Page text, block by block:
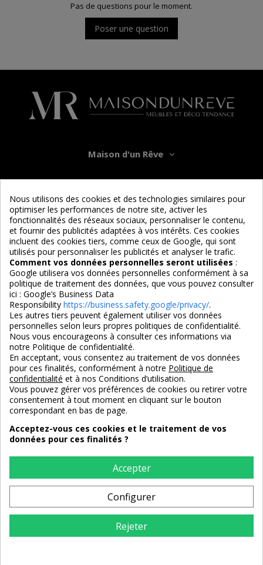
Pas de questions pour le moment.
Poser une question
Maison d'un Rêve
Informations
Services
Nous suivre
4,7/5
3X SANS FRAIS
100% sécurisé
PAIEMENT 100% SÉCURISÉ
par CB / Amex / Virement
LIVRAISON 12/18 JOURS
depuis 2008
RETOURS
sous 14 jours
Nous utilisons des cookies et des technologies similaires pour
optimiser les performances de notre site, activer les
fonctionnalités des réseaux sociaux, personnaliser le contenu,
et fournir des publicités adaptées à vos intérêts. Ces cookies
incluent des cookies tiers, comme ceux de Google, qui sont
utilisés pour personnaliser les publicités et analyser le trafic.
Comment vos données personnelles seront utilisées :
Google utilisera vos données personnelles conformément à sa
politique de traitement des données, que vous pouvez consulter
ici : Google’s Business Data
Responsibility https://business.safety.google/privacy/.
Les autres tiers peuvent également utiliser vos données
personnelles selon leurs propres politiques de confidentialité.
Nous vous encourageons à consulter ces informations via
notre Politique de confidentialité.
En acceptant, vous consentez au traitement de vos données
pour ces finalités, conformément à notre Politique de
confidentialité et à nos Conditions d’utilisation.
Vous pouvez gérer vos préférences de cookies ou retirer votre
consentement à tout moment en cliquant sur le bouton
correspondant en bas de page.
Acceptez-vous ces cookies et le traitement de vos
données pour ces finalités ?
Accepter
Configurer
Rejeter